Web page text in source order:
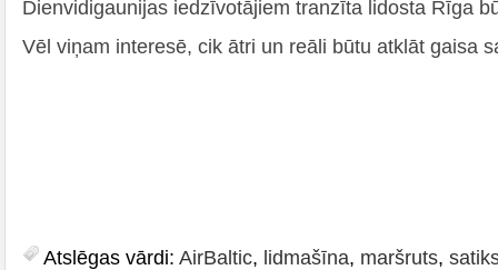
Dienvidigaunijas iedzīvotājiem tranzīta lidosta Rīga
Vēl viņam interesē, cik ātri un reāli būtu atklāt gaisa
Atslēgas vārdi: AirBaltic, lidmašīna, maršruts,